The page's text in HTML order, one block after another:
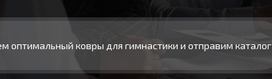
оптимальный ковры для гимнастики и отправим каталог